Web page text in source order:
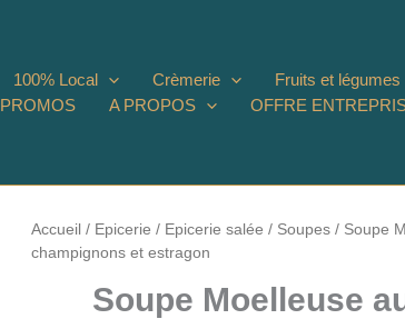
100% Local Crèmerie
Fruits et légumes
PROMOS A PROPOS OFFRE
Accueil / Epicerie / Epicerie salée / Soupes/ Soupe
champignons et estragon
Soupe Moelleuse